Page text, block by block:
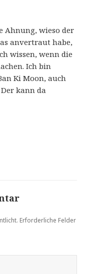
Ahnung, wieso der
anvertraut habe,
wissen, wenn die
Ich bin
Ki Moon, auch
kann da
Erforderliche Felder